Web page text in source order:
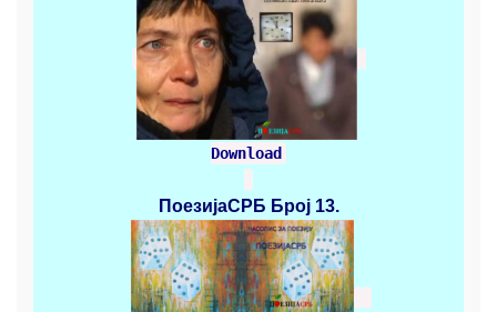
Download
ПоезијаСРБ Број 13.